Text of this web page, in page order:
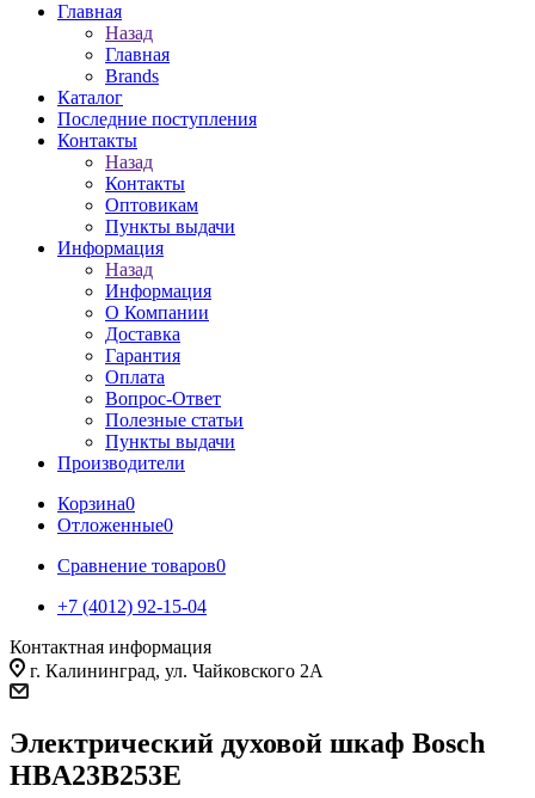
Главная
Назад
Главная
Brands
Каталог
Последние поступления
Контакты
Назад
Контакты
Оптовикам
Пункты выдачи
Информация
Назад
Информация
О Компании
Доставка
Гарантия
Оплата
Вопрос-Ответ
Полезные статьи
Пункты выдачи
Производители
Корзина0
Отложенные0
Сравнение товаров0
+7 (4012) 92-15-04
Контактная информация
г. Калининград, ул. Чайковского 2А
Электрический духовой шкаф Bosch
HBA23B253E